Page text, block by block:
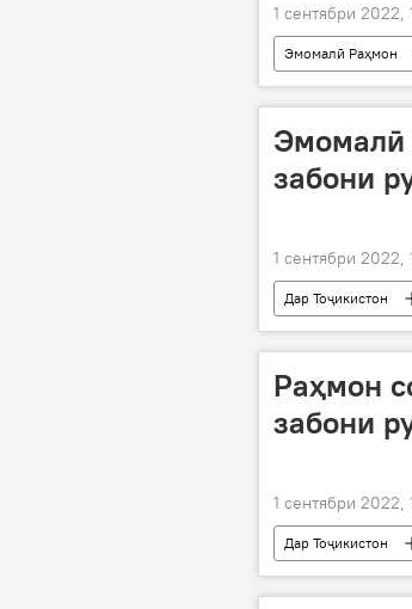
1 сентябри 2022,
Эмомалӣ Раҳмон
Дар Русия
Эмомалӣ
забони
1 сентябри 2022,
Дар Тоҷикистон
Владимир Путин
Раҳмон
забони
1 сентябри 2022,
Дар Тоҷикистон